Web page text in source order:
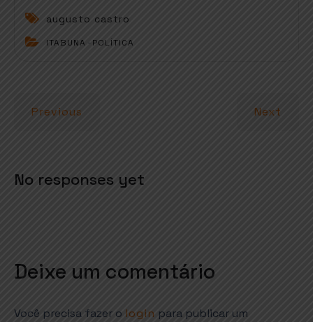
a
t
p
c
e
o
it
t
augusto castro
ITABUNA -POLÍTICA
Previous Next
No responses yet
Deixe um comentário
Você precisa fazer o login para publicar um